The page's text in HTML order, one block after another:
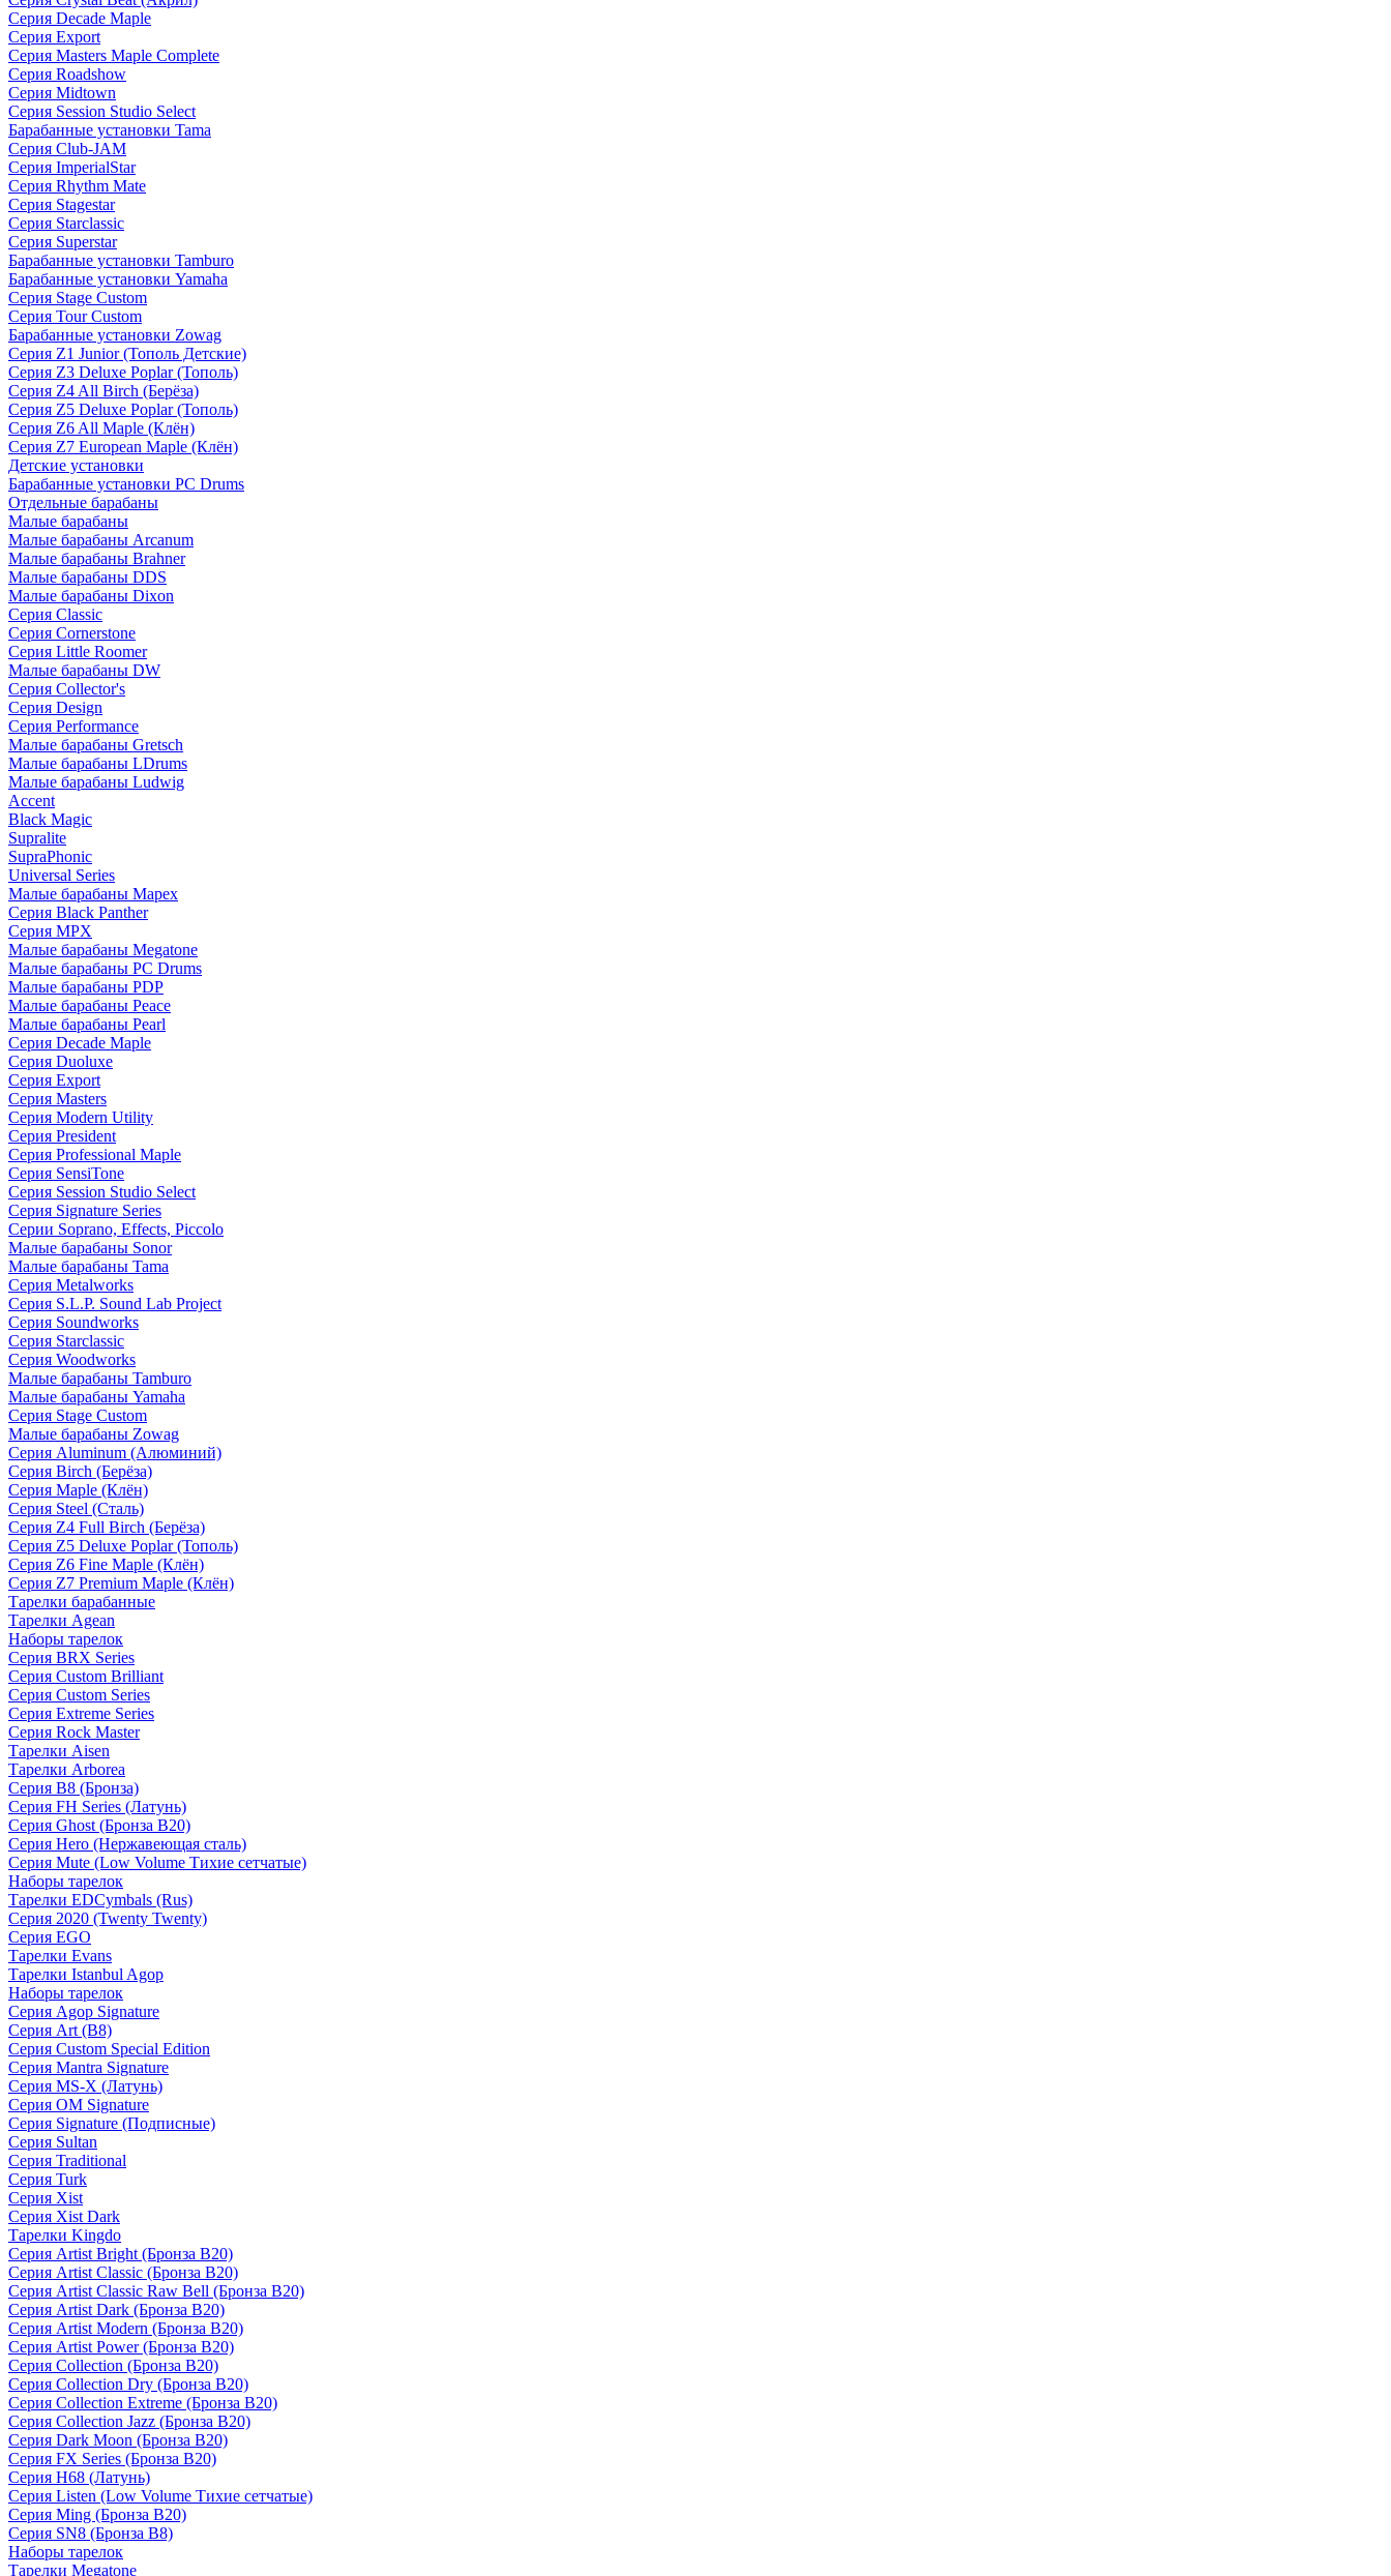
Серия Decade Maple
Серия Export
Серия Masters Maple Complete
Серия Roadshow
Серия Midtown
Серия Session Studio Select
Барабанные установки Tama
Серия Club-JAM
Серия ImperialStar
Серия Rhythm Mate
Серия Stagestar
Серия Starclassic
Серия Superstar
Барабанные установки Tamburo
Барабанные установки Yamaha
Серия Stage Custom
Серия Tour Custom
Барабанные установки Zowag
Серия Z1 Junior (Тополь Детские)
Серия Z3 Deluxe Poplar (Тополь)
Серия Z4 All Birch (Берёза)
Серия Z5 Deluxe Poplar (Тополь)
Серия Z6 All Maple (Клён)
Серия Z7 European Maple (Клён)
Детские установки
Барабанные установки PC Drums
Отдельные барабаны
Малые барабаны
Малые барабаны Arcanum
Малые барабаны Brahner
Малые барабаны DDS
Малые барабаны Dixon
Серия Classic
Серия Cornerstone
Серия Little Roomer
Малые барабаны DW
Серия Collector's
Серия Design
Серия Performance
Малые барабаны Gretsch
Малые барабаны LDrums
Малые барабаны Ludwig
Accent
Black Magic
Supralite
SupraPhonic
Universal Series
Малые барабаны Mapex
Серия Black Panther
Серия MPX
Малые барабаны Megatone
Малые барабаны PC Drums
Малые барабаны PDP
Малые барабаны Peace
Малые барабаны Pearl
Серия Decade Maple
Серия Duoluxe
Серия Export
Серия Masters
Серия Modern Utility
Серия President
Серия Professional Maple
Серия SensiTone
Серия Session Studio Select
Серия Signature Series
Серии Soprano, Effects, Piccolo
Малые барабаны Sonor
Малые барабаны Tama
Серия Metalworks
Серия S.L.P. Sound Lab Project
Серия Soundworks
Серия Starclassic
Серия Woodworks
Малые барабаны Tamburo
Малые барабаны Yamaha
Серия Stage Custom
Малые барабаны Zowag
Серия Aluminum (Алюминий)
Серия Birch (Берёза)
Серия Maple (Клён)
Серия Steel (Сталь)
Серия Z4 Full Birch (Берёза)
Серия Z5 Deluxe Poplar (Тополь)
Серия Z6 Fine Maple (Клён)
Серия Z7 Premium Maple (Клён)
Тарелки барабанные
Тарелки Agean
Наборы тарелок
Серия BRX Series
Серия Custom Brilliant
Серия Custom Series
Серия Extreme Series
Серия Rock Master
Тарелки Aisen
Тарелки Arborea
Серия B8 (Бронза)
Серия FH Series (Латунь)
Серия Ghost (Бронза B20)
Серия Hero (Нержавеющая сталь)
Серия Mute (Low Volume Тихие сетчатые)
Наборы тарелок
Тарелки EDCymbals (Rus)
Серия 2020 (Twenty Twenty)
Серия EGO
Тарелки Evans
Тарелки Istanbul Agop
Наборы тарелок
Серия Agop Signature
Серия Art (B8)
Серия Custom Special Edition
Серия Mantra Signature
Серия MS-X (Латунь)
Серия OM Signature
Серия Signature (Подписные)
Серия Sultan
Серия Traditional
Серия Turk
Серия Xist
Серия Xist Dark
Тарелки Kingdo
Серия Artist Bright (Бронза B20)
Серия Artist Classic (Бронза B20)
Серия Artist Classic Raw Bell (Бронза B20)
Серия Artist Dark (Бронза B20)
Серия Artist Modern (Бронза B20)
Серия Artist Power (Бронза B20)
Серия Collection (Бронза B20)
Серия Collection Dry (Бронза B20)
Серия Collection Extreme (Бронза B20)
Серия Collection Jazz (Бронза B20)
Серия Dark Moon (Бронза B20)
Серия FX Series (Бронза B20)
Серия H68 (Латунь)
Серия Listen (Low Volume Тихие сетчатые)
Серия Ming (Бронза B20)
Серия SN8 (Бронза B8)
Наборы тарелок
Тарелки Megatone